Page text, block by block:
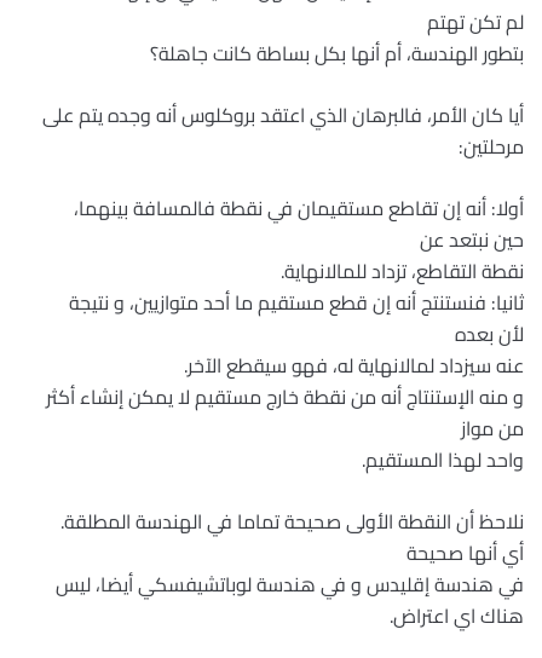
لم تكن تهتم
بتطور الهندسة، أم أنها بكل بساطة كانت جاهلة؟
أيا كان الأمر، فالبرهان الذي اعتقد بروكلوس أنه وجده يتم على
مرحلتين:
أولا: أنه إن تقاطع مستقيمان في نقطة فالمسافة بينهما،
حين نبتعد عن
نقطة التقاطع، تزداد للمالانهاية.
ثانيا: فنستنتج أنه إن قطع مستقيم ما أحد متوازيين، و نتيجة
لأن بعده
عنه سيزداد لمالانهاية له، فهو سيقطع الآخر.
و منه الإستنتاج أنه من نقطة خارج مستقيم لا يمكن إنشاء أكثر
من مواز
واحد لهذا المستقيم.
نلاحظ أن النقطة الأولى صحيحة تماما في الهندسة المطلقة.
أي أنها صحيحة
في هندسة إقليدس و في هندسة لوباتشيفسكي أيضا، ليس
هناك اي اعتراض.